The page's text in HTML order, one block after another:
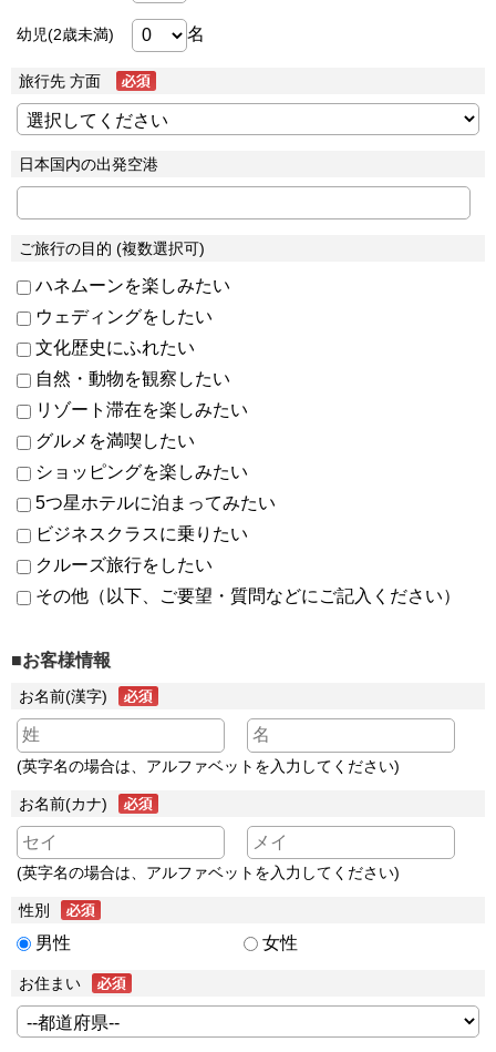
幼児(2歳未満) 名
旅行先 方面
日本国内の出発空港
ご旅行の目的 (複数選択可)
ハネムーンを楽しみたい
ウェディングをしたい
文化歴史にふれたい
自然・動物を観察したい
リゾート滞在を楽しみたい
グルメを満喫したい
ショッピングを楽しみたい
5つ星ホテルに泊まってみたい
ビジネスクラスに乗りたい
クルーズ旅行をしたい
その他（以下、ご要望・質問などにご記入ください）
■お客様情報
お名前(漢字)
(英字名の場合は、アルファベットを入力してください)
お名前(カナ)
(英字名の場合は、アルファベットを入力してください)
性別
男性 女性
お住まい